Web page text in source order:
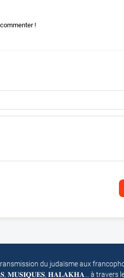
!
du judaïsme aux
𝐌𝐔𝐒𝐈𝐐𝐔𝐄𝐒, 𝐇𝐀𝐋𝐀𝐊𝐇𝐀… à travers le